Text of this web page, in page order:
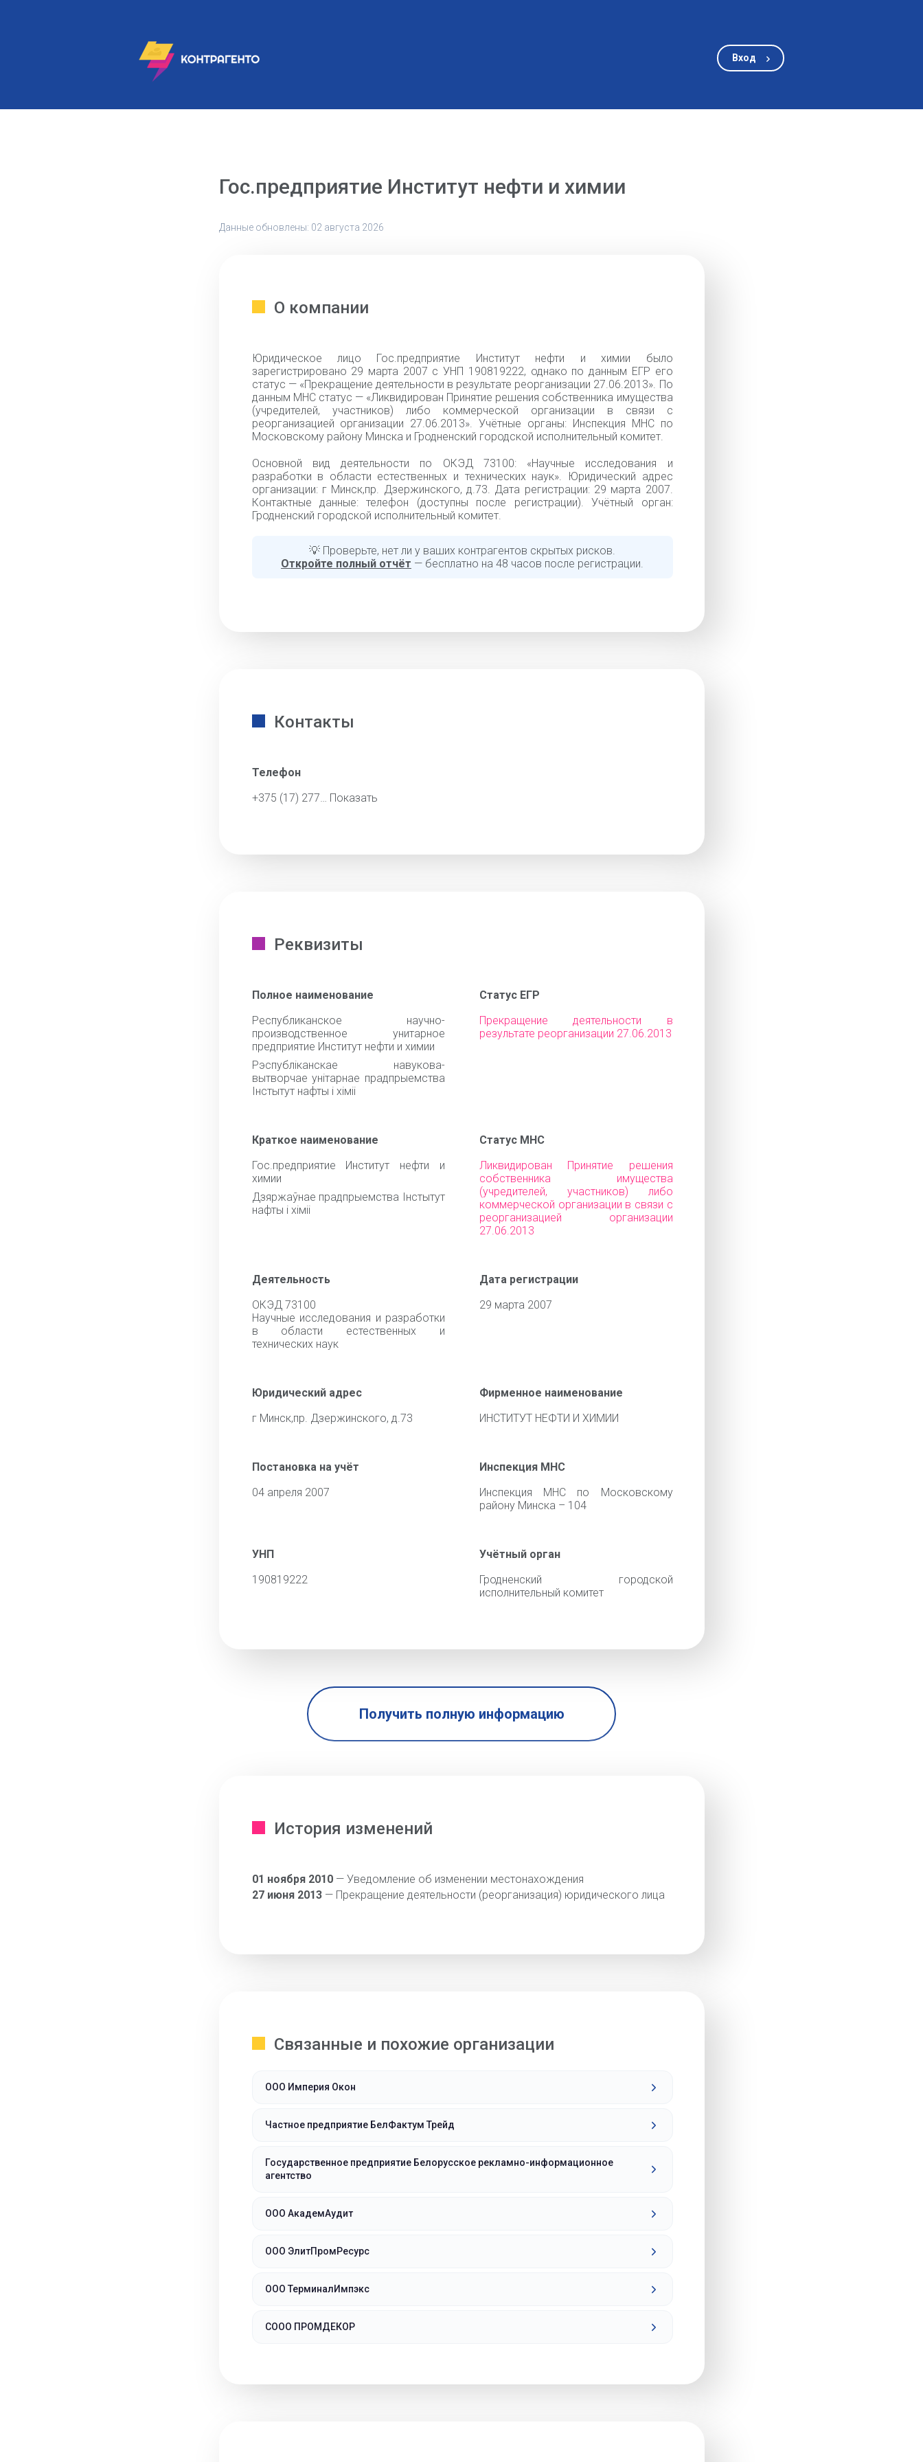
Вход
Гос.предприятие Институт нефти и химии
Данные обновлены: 02 августа 2026
О компании
Юридическое лицо Гос.предприятие Институт нефти и химии было
зарегистрировано 29 марта 2007 с УНП 190819222, однако по данным ЕГР его
статус — «Прекращение деятельности в результате реорганизации 27.06.2013». По
данным МНС статус — «Ликвидирован Принятие решения собственника имущества
(учредителей, участников) либо коммерческой организации в связи с
реорганизацией организации 27.06.2013». Учётные органы: Инспекция МНС по
Московскому району Минска и Гродненский городской исполнительный комитет.
Основной вид деятельности по ОКЭД 73100: «Научные исследования и
разработки в области естественных и технических наук». Юридический адрес
организации: г Минск,пр. Дзержинского, д.73. Дата регистрации: 29 марта 2007.
Контактные данные: телефон (доступны после регистрации). Учётный орган:
Гродненский городской исполнительный комитет.
💡 Проверьте, нет ли у ваших контрагентов скрытых рисков.
Откройте полный отчёт — бесплатно на 48 часов после регистрации.
Контакты
Телефон
+375 (17) 277… Показать
Реквизиты
Полное наименование
Республиканское научно-
производственное унитарное
предприятие Институт нефти и химии
Рэспублiканскае навукова-
вытворчае унiтарнае прадпрыемства
Iнстытут нафты i хiмii
Статус ЕГР
Прекращение деятельности в
результате реорганизации 27.06.2013
Краткое наименование
Гос.предприятие Институт нефти и
химии
Дзяржаўнае прадпрыемства Iнстытут
нафты i хiмii
Статус МНС
Ликвидирован Принятие решения
собственника имущества
(учредителей, участников) либо
коммерческой организации в связи с
реорганизацией организации
27.06.2013
Деятельность
ОКЭД 73100
Научные исследования и разработки
в области естественных и
технических наук
Дата регистрации
29 марта 2007
Юридический адрес
г Минск,пр. Дзержинского, д.73
Фирменное наименование
ИНСТИТУТ НЕФТИ И ХИМИИ
Постановка на учёт
04 апреля 2007
Инспекция МНС
Инспекция МНС по Московскому
району Минска – 104
УНП
190819222
Учётный орган
Гродненский городской
исполнительный комитет
Получить полную информацию
История изменений
01 ноября 2010— Уведомление об изменении местонахождения
27 июня 2013— Прекращение деятельности (реорганизация) юридического лица
Связанные и похожие организации
ООО Империя Окон
Частное предприятие БелФактум Трейд
Государственное предприятие Белорусское рекламно-информационное
агентство
ООО АкадемАудит
ООО ЭлитПромРесурс
ООО ТерминалИмпэкс
СООО ПРОМДЕКОР